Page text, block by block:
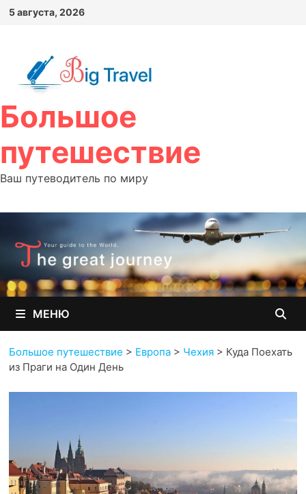
Перейти
5 августа, 2026
Большое
путешествие
Ваш путеводитель по миру
МЕНЮ
Большое путешествие > Европа> Чехия> Куда Поехать
из Праги на Один День